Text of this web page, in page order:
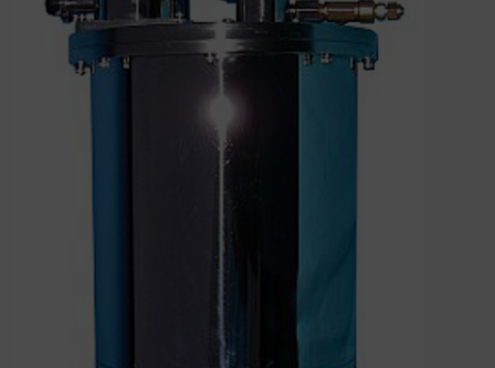
Dispositifs de rotation
Dispositifs de transfert et de déplacement
Sources d’évaporation
Notes d’ingénierie